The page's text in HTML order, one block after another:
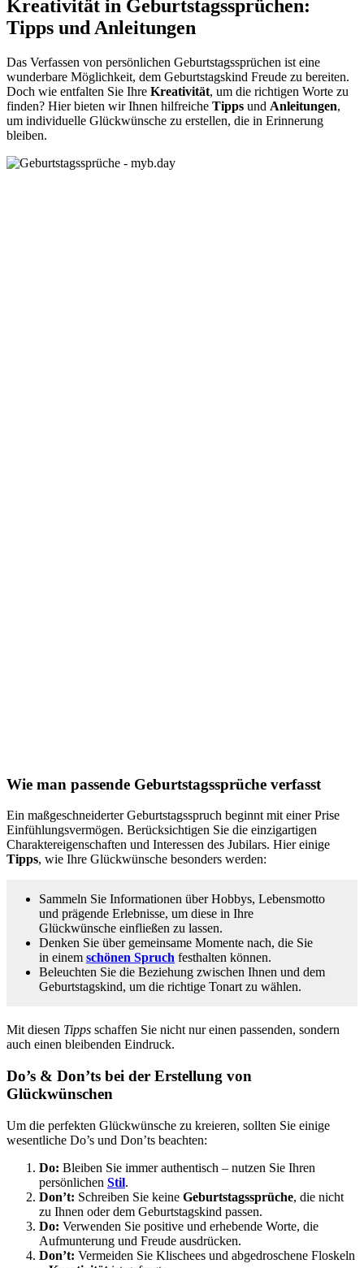
Kreativität in Geburtstagssprüchen:
Tipps und Anleitungen
Das Verfassen von persönlichen Geburtstagssprüchen ist eine
wunderbare Möglichkeit, dem Geburtstagskind Freude zu bereiten.
Doch wie entfalten Sie Ihre Kreativität, um die richtigen Worte zu
finden? Hier bieten wir Ihnen hilfreiche Tipps und Anleitungen,
um individuelle Glückwünsche zu erstellen, die in Erinnerung
bleiben.
Wie man passende Geburtstagssprüche verfasst
Ein maßgeschneiderter Geburtstagsspruch beginnt mit einer Prise
Einfühlungsvermögen. Berücksichtigen Sie die einzigartigen
Charaktereigenschaften und Interessen des Jubilars. Hier einige
Tipps, wie Ihre Glückwünsche besonders werden:
Sammeln Sie Informationen über Hobbys, Lebensmotto
und prägende Erlebnisse, um diese in Ihre
Glückwünsche einfließen zu lassen.
Denken Sie über gemeinsame Momente nach, die Sie
in einem schönen Spruch festhalten können.
Beleuchten Sie die Beziehung zwischen Ihnen und dem
Geburtstagskind, um die richtige Tonart zu wählen.
Mit diesen Tipps schaffen Sie nicht nur einen passenden, sondern
auch einen bleibenden Eindruck.
Do’s & Don’ts bei der Erstellung von
Glückwünschen
Um die perfekten Glückwünsche zu kreieren, sollten Sie einige
wesentliche Do’s und Don’ts beachten:
Do: Bleiben Sie immer authentisch – nutzen Sie Ihren
persönlichen Stil.
Don’t: Schreiben Sie keine Geburtstagssprüche, die nicht
zu Ihnen oder dem Geburtstagskind passen.
Do: Verwenden Sie positive und erhebende Worte, die
Aufmunterung und Freude ausdrücken.
Don’t: Vermeiden Sie Klischees und abgedroschene Floskeln